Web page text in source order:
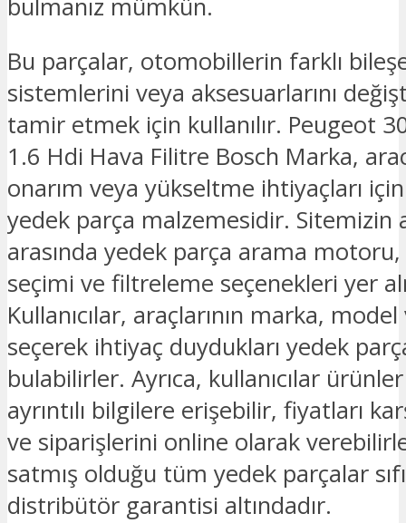
bulmanız mümkün.
Bu parçalar, otomobillerin farklı
sistemlerini veya aksesuarlarını
tamir etmek için kullanılır. Peugeot
1.6 Hdi Hava Filitre Bosch Marka,
onarım veya yükseltme ihtiyaçları
yedek parça malzemesidir. Sitemizin
arasında yedek parça arama
seçimi ve filtreleme seçenekleri yer
Kullanıcılar, araçlarının marka, model
seçerek ihtiyaç duydukları yedek
bulabilirler. Ayrıca, kullanıcılar
ayrıntılı bilgilere erişebilir, fiyatları
ve siparişlerini online olarak
satmış olduğu tüm yedek parçalar
distribütör garantisi altındadır.